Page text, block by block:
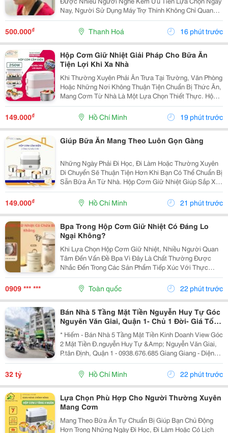
Nay, Người Sử Dụng Máy Trợ Thính Không Chỉ Quan
Tâm Đến Nghe Rõ, Mà Còn Mong Muốn Một Thiết Bị
Nhỏ Gọn, Thẩm Mỹ, Dễ Sử Dụng Và Thoải Mái Khi Đeo.
500.000₫ Thanh Hoá 16 phút trước
Hộp Cơm Giữ Nhiệt Giải Pháp Cho Bữa Ăn
Tiện Lợi Khi Xa Nhà
Khi Thường Xuyên Phải Ăn Trưa Tại Trường, Văn Phòng
Hoặc Những Nơi Không Thuận Tiện Chuẩn Bị Thức Ăn,
Mang Cơm Từ Nhà Là Một Lựa Chọn Thiết Thực. Hộp
Cơm Giữ Nhiệt Giúp Bạn Sắp Xếp Các Món Ăn Gọn
Gàng Và Dễ Dàng Mang Theo Trong Ngày. Lựa Chọn
149.000₫ Hồ Chí Minh 19 phút trước
Giúp Bữa Ăn Mang Theo Luôn Gọn Gàng
Những Ngày Phải Đi Học, Đi Làm Hoặc Thường Xuyên
Di Chuyển Sẽ Thuận Tiện Hơn Khi Bạn Có Thể Chuẩn Bị
Sẵn Bữa Ăn Từ Nhà. Hộp Cơm Giữ Nhiệt Giúp Sắp Xếp
Cơm Và Thức Ăn Ngăn Nắp, Dễ Mang Theo Và Phù
Hợp Với Nhiều Nhu Cầu Sử Dụng. Chọn Hộp Dựa
149.000₫ Hồ Chí Minh 21 phút trước
Bpa Trong Hộp Cơm Giữ Nhiệt Có Đáng Lo
Ngại Không?
Khi Lựa Chọn Hộp Cơm Giữ Nhiệt, Nhiều Người Quan
Tâm Đến Vấn Đề Bpa Vì Đây Là Chất Thường Được
Nhắc Đến Trong Các Sản Phẩm Tiếp Xúc Với Thực
Phẩm. Vậy Hộp Cơm Giữ Nhiệt Có Chứa Bpa Không Và
Cần Lưu Ý Gì Khi Sử Dụng? 1. Bpa Là Gì Và Vì Sao
Nhiều...
0909 *** *** Toàn quốc 22 phút trước
Bán Nhà 5 Tầng Mặt Tiền Nguyễn Huy Tự Góc
Nguyẽn Văn Giai, Quận 1- Chủ 1 Đời- Giá Tốt-
Giang Giang
* Hiếm - Bán Nhà 5 Tầng Mặt Tiền Kinh Doanh View Góc
2 Mặt Tiền Đ.nguyễn Huy Tự &Amp; Nguyễn Văn Giai,
P.tân Định, Quận 1 - 0938.676.685 Giang Giang - Diện
Tích: 60M2 - Ngang 3.5M * 18M. - Kết Cấu: 5 Tầng - Sân
Thượng - Thiết Kế Kiểu Lệch Tầng Đẹp...
32 tỷ Hồ Chí Minh 22 phút trước
Lựa Chọn Phù Hợp Cho Người Thường Xuyên
Mang Cơm
Mang Theo Bữa Ăn Tự Chuẩn Bị Giúp Bạn Chủ Động
Hơn Trong Những Ngày Đi Học, Đi Làm Hoặc Có Lịch